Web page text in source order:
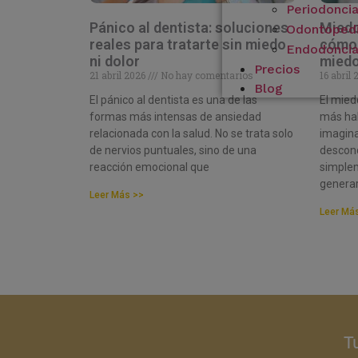
Periodoncia
Endodoncia
Precios
Blog
Pánico al dentista: soluciones
reales para tratarte sin miedo
ni dolor
21 abril 2026
No hay comentarios
El pánico al dentista es una de las
formas más intensas de ansiedad
relacionada con la salud. No se trata solo
de nervios puntuales, sino de una
reacción emocional que
Leer Más >>
16 abril
El
más
Leer